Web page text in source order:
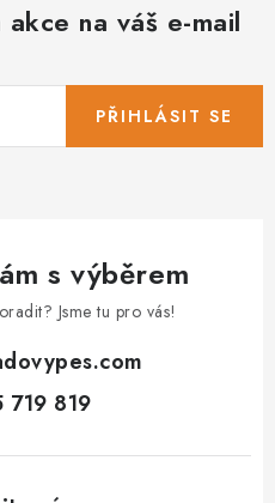
na váš e-mail
PŘIHLÁSIT SE
s výběrem
Jsme tu pro vás!
719 819